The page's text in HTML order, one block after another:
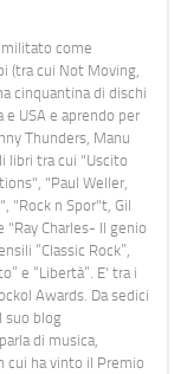
come
(tra cui Not Moving,
cinquantina di dischi
USA e aprendo per
Thunders, Manu
libri tra cui "Uscito
"Paul Weller,
"Rock n Spor"t, Gil
Charles- Il genio
“Classic Rock”,
e “Libertà”. E' tra i
Awards. Da sedici
suo blog
di musica,
cui ha vinto il Premio